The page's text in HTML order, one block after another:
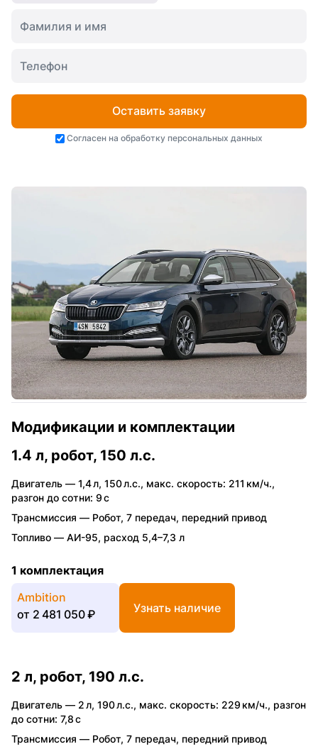
Оставить заявку
Согласен на обработку персональных данных
Модификации и комплектации
1.4 л, робот, 150 л.с.
Двигатель — 1,4 л, 150 л.с., макс. скорость: 211 км/ч.,
разгон до сотни: 9 с
Трансмиссия — Робот, 7 передач, передний привод
Топливо — АИ-95, расход 5,4–7,3 л
1 комплектация
Ambition
от 2 481 050 ₽ Узнать наличие
2 л, робот, 190 л.с.
Двигатель — 2 л, 190 л.с., макс. скорость: 229 км/ч., разгон
до сотни: 7,8 с
Трансмиссия — Робот, 7 передач, передний привод